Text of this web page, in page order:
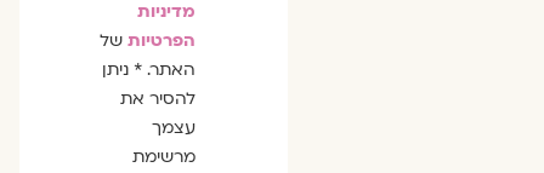
מדיניות
הפרטיותשל
האתר. * ניתן
להסיר את
עצמך
מרשימת